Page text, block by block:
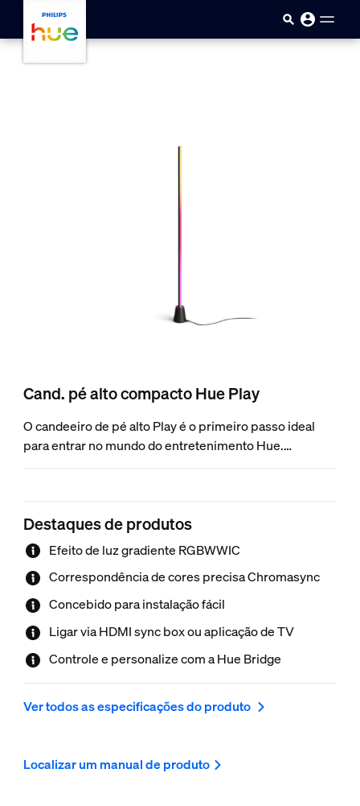
Passar para o conteúdo
Cand. pé alto compacto Hue Play
O candeeiro de pé alto Play é o primeiro passo ideal
para entrar no mundo do entretenimento Hue.
Sincronize-o com filmes, jogos e música no ecrã da sua
iluminação de parede que se adaptam a toda a ação no
ecrã. Adicione mais luzes Hue à área de
entretenimento para uma experiência de iluminação
envolvente verdadeiramente imersiva com
correspondência de cores precisa graças ao
Chromasync. O candeeiro de pé alto Play, com um
perfil elegante de 122 cm de altura, integra-se
perfeitamente em ambos os lados do móvel da TV ou
atrás do sofá para uma visualização desobstruída.
Destaques de produtos
Efeito de luz gradiente RGBWWIC
Correspondência de cores precisa Chromasync
Concebido para instalação fácil
Ligar via HDMI sync box ou aplicação de TV
Controle e personalize com a Hue Bridge
Ver todos as especificações do produto
Localizar um manual de produto